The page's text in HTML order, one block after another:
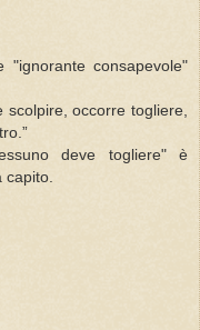
consapevole"
occorre togliere,
deve togliere" è